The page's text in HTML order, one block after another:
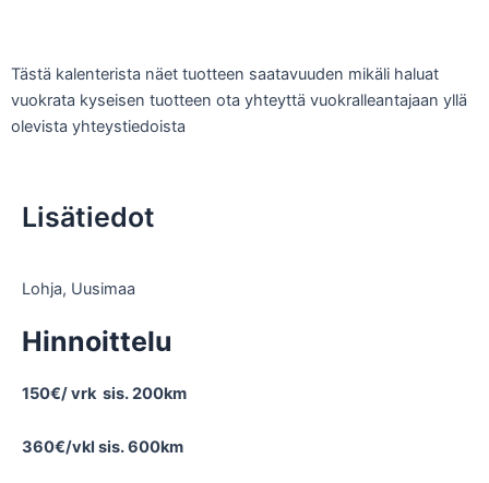
Tästä kalenterista näet tuotteen saatavuuden mikäli haluat
vuokrata kyseisen tuotteen ota yhteyttä vuokralleantajaan yllä
olevista yhteystiedoista
Lisätiedot
Lohja, Uusimaa
Hinnoittelu
150€/ vrk sis. 200km
360€/vkl sis. 600km